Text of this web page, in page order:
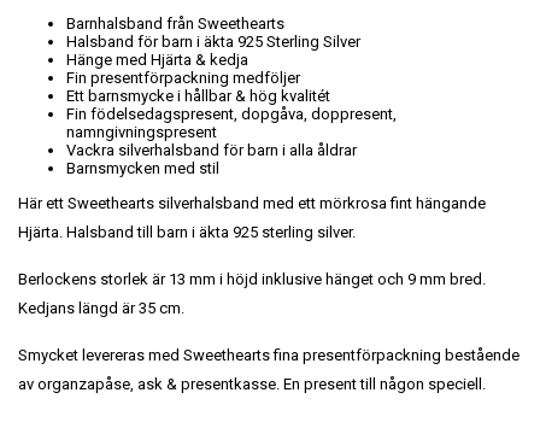
Barnhalsband från Sweethearts
Halsband för barn i äkta 925 Sterling Silver
Hänge med Hjärta & kedja
Fin presentförpackning medföljer
Ett barnsmycke i hållbar & hög kvalitét
Fin födelsedagspresent, dopgåva, doppresent,
namngivningspresent
Vackra silverhalsband för barn i alla åldrar
Barnsmycken med stil
Här ett Sweethearts silverhalsband med ett mörkrosa fint hängande
Hjärta. Halsband till barn i äkta 925 sterling silver.
Berlockens storlek är 13 mm i höjd inklusive hänget och 9 mm bred.
Kedjans längd är 35 cm.
Smycket levereras med Sweethearts fina presentförpackning bestående
av organzapåse, ask & presentkasse. En present till någon speciell.